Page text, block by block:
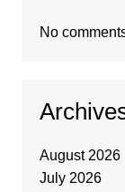
No
August 2026
July 2026